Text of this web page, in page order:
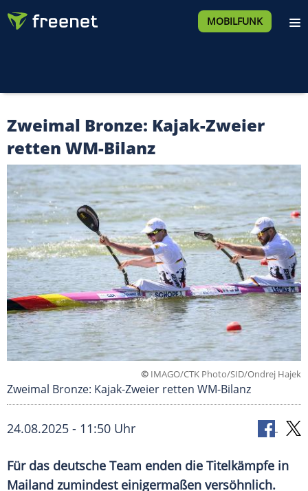
MOBILFUNK
Zweimal Bronze: Kajak-Zweier
retten WM-Bilanz
© IMAGO/CTK Photo/SID/Ondrej Hajek
Zweimal Bronze: Kajak-Zweier retten WM-Bilanz
24.08.2025 - 11:50 Uhr
Für das deutsche Team enden die Titelkämpfe in
Mailand zumindest einigermaßen versöhnlich.